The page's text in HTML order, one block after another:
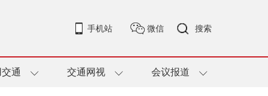
手机站 微信 搜索
通 交通网视 会议报道